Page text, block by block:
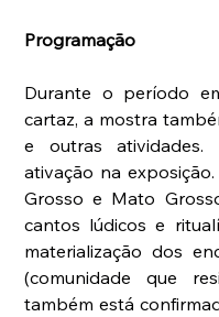
Programação
Durante o período
cartaz, a mostra
e outras atividades.
ativação na
Grosso e Mato
cantos lúdicos e
materialização dos
(comunidade que
também está